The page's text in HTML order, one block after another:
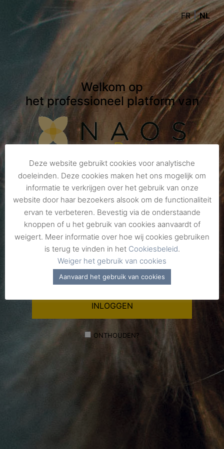
Welkom op
het professioneel platform van
GEBRUIKERSNAAM
WACHTWOORD
ONTHOUDEN?
FR NL
Deze website gebruikt cookies voor analytische
doeleinden. Deze cookies maken het ons mogelijk om
informatie te verkrijgen over het gebruik van onze
website door haar bezoekers alsook om de functionaliteit
ervan te verbeteren. Bevestig via de onderstaande
knoppen of u het gebruik van cookies aanvaardt of
weigert. Meer informatie over hoe wij cookies gebruiken
is terug te vinden in het Cookiesbeleid.
Weiger het gebruik van cookies
Aanvaard het gebruik van cookies